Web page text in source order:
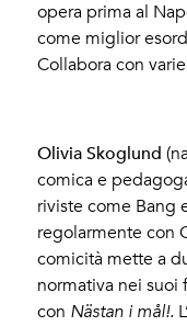
opera prima al
come miglior
Collabora con
Olivia Skoglund
comica e
riviste come Bang
regolarmente con
comicità mette a
normativa nei
con Nästan i mål!.